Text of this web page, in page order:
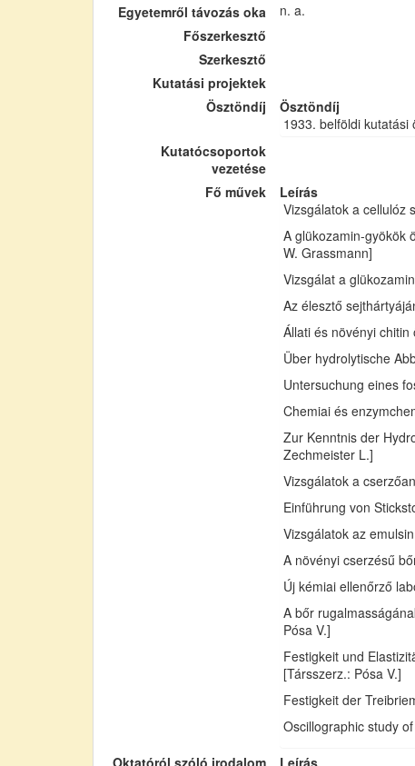
Egyetemről távozás oka
n. a.
Főszerkesztő
Szerkesztő
Kutatási projektek
Ösztöndíj
Ösztöndíj
1933. belföldi kutatási
Kutatócsoportok
vezetése
Fő művek
Leírás
Vizsgálatok a cellulóz
A glükozamin-gyökök
W. Grassmann]
Vizsgálat a
Az élesztő
Állati és növényi
Über hydrolytische
Untersuchung eines
Chemiai és
Zur Kenntnis der
Zechmeister L.]
Vizsgálatok a
Einführung von
Vizsgálatok az
A növényi cserzésű
Új kémiai ellenőrző
A bőr
Pósa V.]
Festigkeit und
[Társszerz.: Pósa V.]
Festigkeit der
Oscillographic study